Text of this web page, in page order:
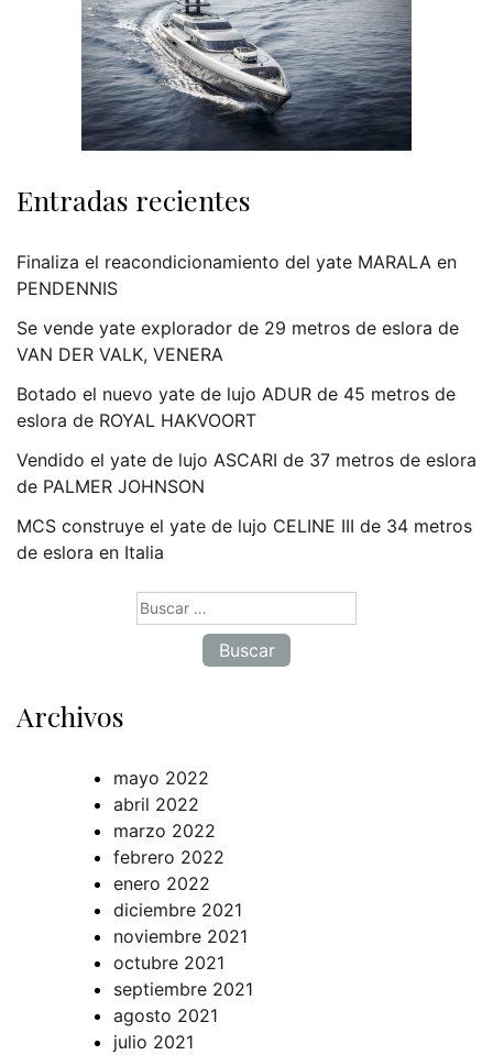
Entradas recientes
Finaliza el reacondicionamiento del yate MARALA en
PENDENNIS
Se vende yate explorador de 29 metros de eslora de
VAN DER VALK, VENERA
Botado el nuevo yate de lujo ADUR de 45 metros de
eslora de ROYAL HAKVOORT
Vendido el yate de lujo ASCARI de 37 metros de eslora
de PALMER JOHNSON
MCS construye el yate de lujo CELINE III de 34 metros
de eslora en Italia
Archivos
mayo 2022
abril 2022
marzo 2022
febrero 2022
enero 2022
diciembre 2021
noviembre 2021
octubre 2021
septiembre 2021
agosto 2021
julio 2021